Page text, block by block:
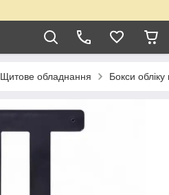
Щитове обладнання Бокси обліку